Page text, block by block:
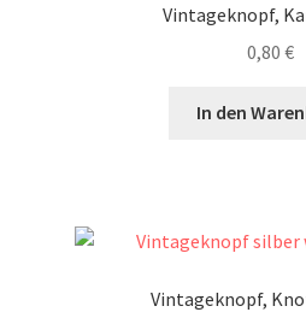
Vintageknopf,
0,80 €
In den
Vintageknopf,